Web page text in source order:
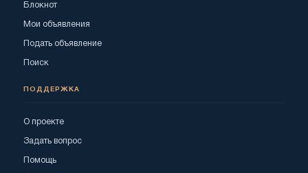
Блокнот
Мои объявления
Подать объявление
Поиск
ПОДДЕРЖКА
О проекте
Задать вопрос
Помощь